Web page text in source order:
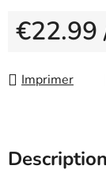
€22.99
Imprimer
Description